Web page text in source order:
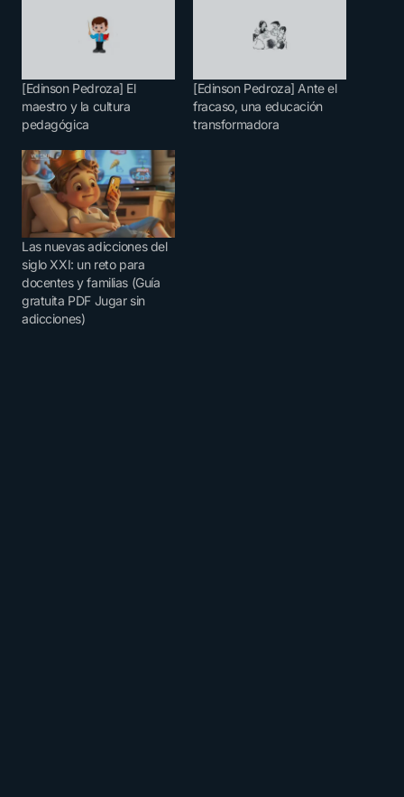
[Edinson Pedroza] El
maestro y la cultura
pedagógica
[Edinson Pedroza] Ante el
fracaso, una educación
transformadora
Las nuevas adicciones del
siglo XXI: un reto para
docentes y familias (Guía
gratuita PDF Jugar sin
adicciones)